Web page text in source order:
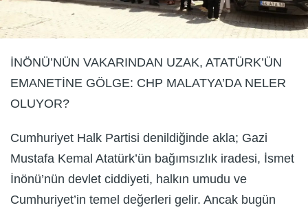
İNÖNÜ’NÜN VAKARINDAN UZAK, ATATÜRK’ÜN
EMANETİNE GÖLGE: CHP MALATYA’DA NELER
OLUYOR?
Cumhuriyet Halk Partisi denildiğinde akla; Gazi
Mustafa Kemal Atatürk’ün bağımsızlık iradesi, İsmet
İnönü’nün devlet ciddiyeti, halkın umudu ve
Cumhuriyet’in temel değerleri gelir. Ancak bugün